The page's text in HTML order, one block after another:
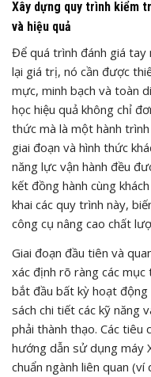
Xây dựng quy trình kiểm
và hiệu quả
Để quá trình đánh giá tay
lại giá trị, nó cần được
mực, minh bạch và toàn
học hiệu quả không chỉ
thức mà là một hành
giai đoạn và hình thức
năng lực vận hành đều
kết đồng hành cùng
khai các quy trình này,
công cụ nâng cao chất
Giai đoạn đầu tiên và
xác định rõ ràng các mục
bắt đầu bất kỳ hoạt động
sách chi tiết các kỹ năng
phải thành thạo. Các
hướng dẫn sử dụng máy
chuẩn ngành liên quan (ví